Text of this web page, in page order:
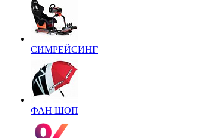
СИМРЕЙСИНГ
ФАН ШОП